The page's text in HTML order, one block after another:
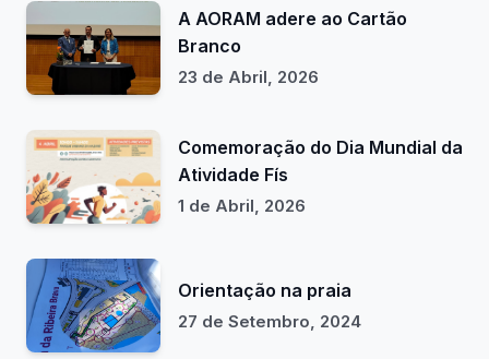
A AORAM adere ao Cartão
Branco
23 de Abril, 2026
Comemoração do Dia Mundial da
Atividade Fís
1 de Abril, 2026
Orientação na praia
27 de Setembro, 2024